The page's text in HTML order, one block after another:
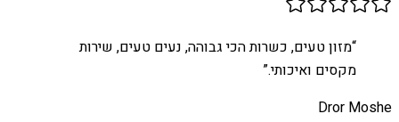
“מזון טעים, כשרות הכי גבוהה, נעים טעים, שירות
מקסים ואיכותי.”
Dror Moshe